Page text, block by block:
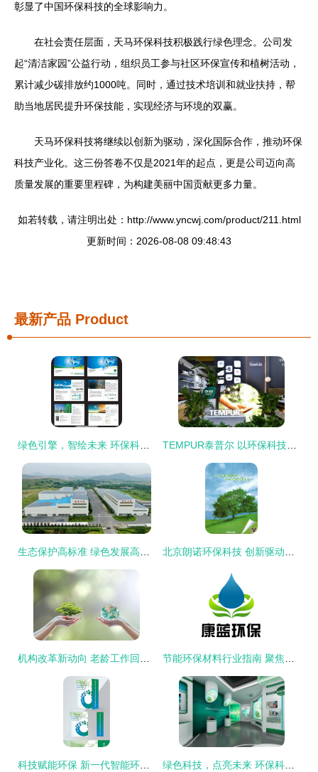
彰显了中国环保科技的全球影响力。
在社会责任层面，天马环保科技积极践行绿色理念。公司发
起“清洁家园”公益行动，组织员工参与社区环保宣传和植树活动，
累计减少碳排放约1000吨。同时，通过技术培训和就业扶持，帮
助当地居民提升环保技能，实现经济与环境的双赢。
天马环保科技将继续以创新为驱动，深化国际合作，推动环保
科技产业化。这三份答卷不仅是2021年的起点，更是公司迈向高
质量发展的重要里程碑，为构建美丽中国贡献更多力量。
如若转载，请注明出处：http://www.yncwj.com/product/211.html
更新时间：2026-08-08 09:48:43
最新产品 Product